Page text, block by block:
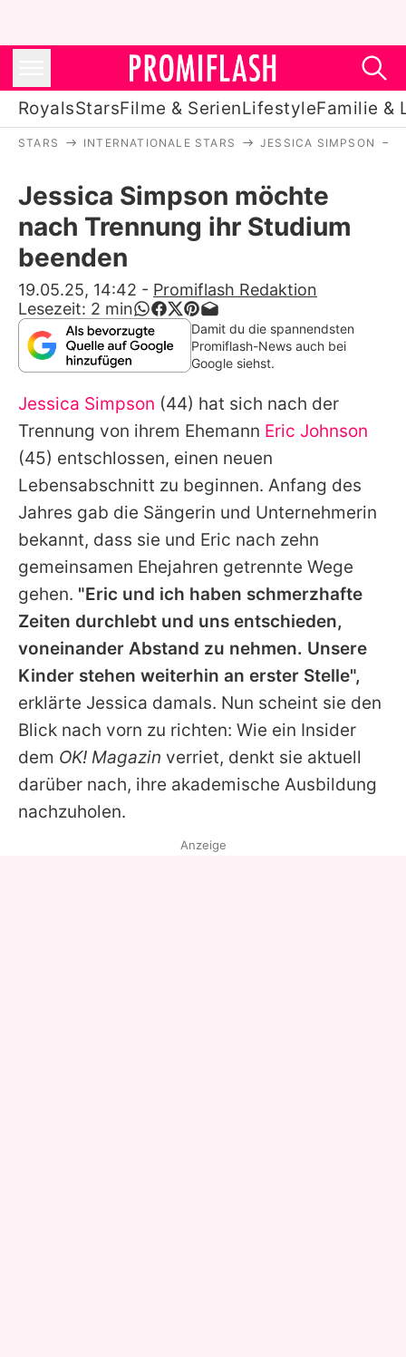
RoyalsStarsFilme & SerienLifestyleFamilie &
Stars
Filme & Serien
Lifestyle
Familie & Liebe
Promiflash Exklusiv
Alle Themen auf Promiflash
Jobs
App runterladen
Team
Redaktionelle Richtlinien
Impressum
Datenschutzerklärung
Utiq verwalten
STARS INTERNATIONALE STARS JESSICA SIMPSON
Jessica Simpson möchte
nach Trennung ihr Studium
beenden
19.05.25, 14:42 - Promiflash Redaktion
Lesezeit: 2 min
Damit du die spannendsten
Promiflash-News auch bei
Google siehst.
Jessica Simpson (44) hat sich nach der
Trennung von ihrem Ehemann Eric Johnson
(45) entschlossen, einen neuen
Lebensabschnitt zu beginnen. Anfang des
Jahres gab die Sängerin und Unternehmerin
bekannt, dass sie und Eric nach zehn
gemeinsamen Ehejahren getrennte Wege
gehen. "Eric und ich haben schmerzhafte
Zeiten durchlebt und uns entschieden,
voneinander Abstand zu nehmen. Unsere
Kinder stehen weiterhin an erster Stelle",
erklärte Jessica damals. Nun scheint sie den
Blick nach vorn zu richten: Wie ein Insider
dem OK! Magazin verriet, denkt sie aktuell
darüber nach, ihre akademische Ausbildung
nachzuholen.
Anzeige